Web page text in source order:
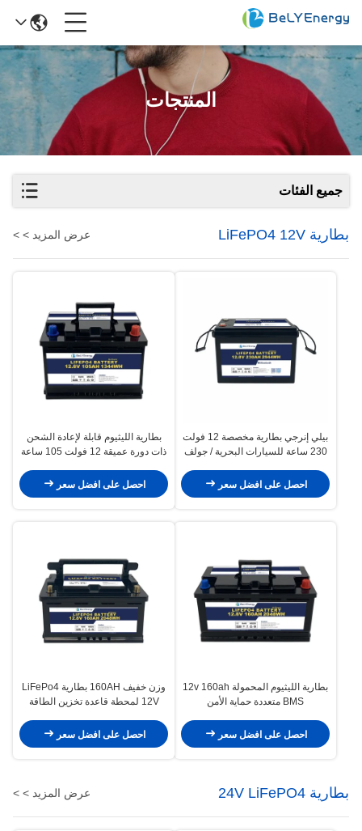
المنتجات
جميع الفئات
بطارية LiFePO4 12V عرض المزيد > >
بيلي إنرجي بطارية مخصصة 12 فولت
230 ساعة للسيارات البحرية / جولف
احصل على افضل سعر
بطارية الليثيوم قابلة لإعادة الشحن
ذات دورة عميقة 12 فولت 105 ساعة
الشمسية
احصل على افضل سعر
بطارية الليثيوم المحمولة 12v 160ah
BMS متعددة حماية الأمن
احصل على افضل سعر
وزن خفيف 160AH بطارية LiFePo4
12V لمحطة قاعدة تخزين الطاقة
احصل على افضل سعر
بطارية 24V LiFePO4 عرض المزيد > >